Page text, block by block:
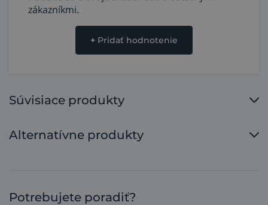
zákazníkmi.
+ Pridať hodnotenie
Súvisiace produkty
Alternatívne produkty
Potrebujete poradiť?